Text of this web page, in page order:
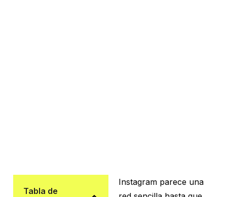
Tabla de
Instagram parece una